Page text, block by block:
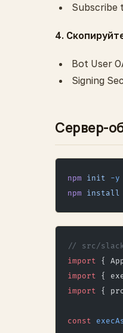
Subscribe
4.
Bot User
Signing
Сервер-
npm init -y
npm install
// src/
import {
import {
import {
const